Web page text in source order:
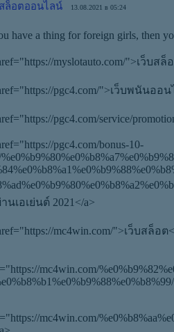
ล็อตออนไลน์ 13.08.2021 в 05:24
have a thing for foreign girls, then
myslotauto.com/">เว็บส
pgc4.com/">เว็บพนันออ
pgc4.com/service/
pgc4.com/bonus-10-
นเอเย่นต์ 2021</a>
mc4win.com/">เว็บสล็อต
mc4win.com/
mc4win.com/